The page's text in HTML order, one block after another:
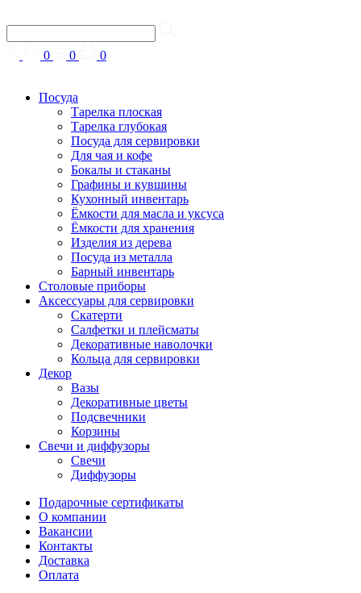
0 0 0
Посуда
Тарелка плоская
Тарелка глубокая
Посуда для сервировки
Для чая и кофе
Бокалы и стаканы
Графины и кувшины
Кухонный инвентарь
Ёмкости для масла и уксуса
Ёмкости для хранения
Изделия из дерева
Посуда из металла
Барный инвентарь
Столовые приборы
Аксессуары для сервировки
Скатерти
Cалфетки и плейсматы
Декоративные наволочки
Кольца для сервировки
Декор
Вазы
Декоративные цветы
Подсвечники
Корзины
Свечи и диффузоры
Свечи
Диффузоры
Подарочные сертификаты
О компании
Вакансии
Контакты
Доставка
Оплата